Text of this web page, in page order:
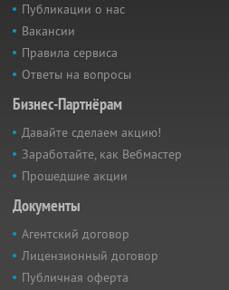
Публикации о нас
Вакансии
Правила сервиса
Ответы на вопросы
Бизнес-Партнёрам
Давайте сделаем акцию!
Заработайте, как Вебмастер
Прошедшие акции
Документы
Агентский договор
Лицензионный договор
Публичная оферта